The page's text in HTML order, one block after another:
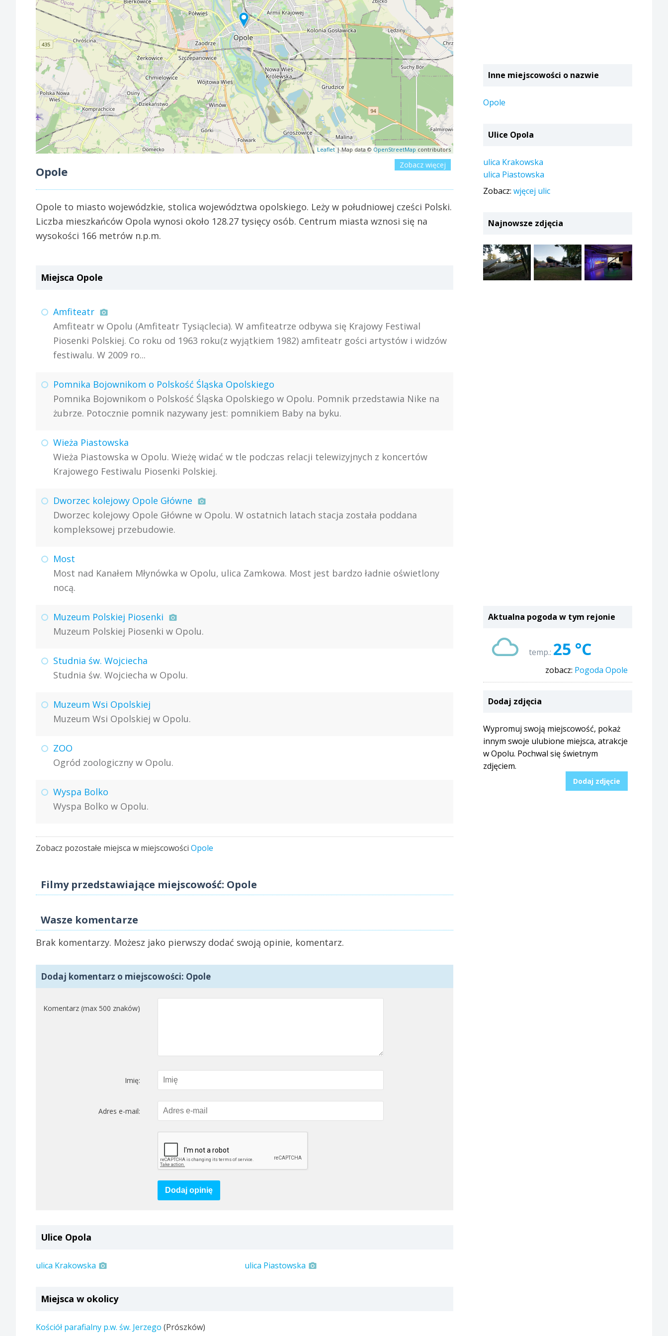
Leaflet| Map data © OpenStreetMap contributors
Zobacz więcej
Opole
Opole to miasto wojewódzkie, stolica województwa opolskiego. Leży w południowej cześci Polski.
Liczba mieszkańców Opola wynosi około 128.27 tysięcy osób. Centrum miasta wznosi się na
wysokości 166 metrów n.p.m.
Miejsca Opole
Amfiteatr
Amfiteatr w Opolu (Amfiteatr Tysiąclecia). W amfiteatrze odbywa się Krajowy Festiwal
Piosenki Polskiej. Co roku od 1963 roku(z wyjątkiem 1982) amfiteatr gości artystów i widzów
festiwalu. W 2009 ro...
Pomnika Bojownikom o Polskość Śląska Opolskiego
Pomnika Bojownikom o Polskość Śląska Opolskiego w Opolu. Pomnik przedstawia Nike na
żubrze. Potocznie pomnik nazywany jest: pomnikiem Baby na byku.
Wieża Piastowska
Wieża Piastowska w Opolu. Wieżę widać w tle podczas relacji telewizyjnych z koncertów
Krajowego Festiwalu Piosenki Polskiej.
Dworzec kolejowy Opole Główne
Dworzec kolejowy Opole Główne w Opolu. W ostatnich latach stacja została poddana
kompleksowej przebudowie.
Most
Most nad Kanałem Młynówka w Opolu, ulica Zamkowa. Most jest bardzo ładnie oświetlony
nocą.
Muzeum Polskiej Piosenki
Muzeum Polskiej Piosenki w Opolu.
Studnia św. Wojciecha
Studnia św. Wojciecha w Opolu.
Muzeum Wsi Opolskiej
Muzeum Wsi Opolskiej w Opolu.
ZOO
Ogród zoologiczny w Opolu.
Wyspa Bolko
Wyspa Bolko w Opolu.
Zobacz pozostałe miejsca w miejscowości Opole
Filmy przedstawiające miejscowość: Opole
Wasze komentarze
Brak komentarzy. Możesz jako pierwszy dodać swoją opinie, komentarz.
Dodaj komentarz o miejscowości: Opole
Komentarz (max 500 znaków)
Imię:
Adres e-mail:
Dodaj opinię
Ulice Opola
ulica Krakowska ulica Piastowska
Miejsca w okolicy
Kościół parafialny p.w. św. Jerzego (Prószków)
Inne miejscowości o nazwie
Opole
Ulice Opola
ulica Krakowska
ulica Piastowska
Zobacz: wjęcej ulic
Najnowsze zdjęcia
Aktualna pogoda w tym rejonie
temp.: 25 °C
zobacz: Pogoda Opole
Dodaj zdjęcia
Wypromuj swoją miejscowość, pokaż
innym swoje ulubione miejsca, atrakcje
w Opolu. Pochwal się świetnym
zdjęciem.
Dodaj zdjęcie